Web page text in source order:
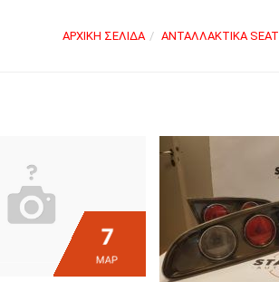
ΑΡΧΙΚΉ ΣΕΛΊΔΑ ΑΝΤΑΛΛΑΚΤΙΚΆ SEAT
7
ΜΑΡ